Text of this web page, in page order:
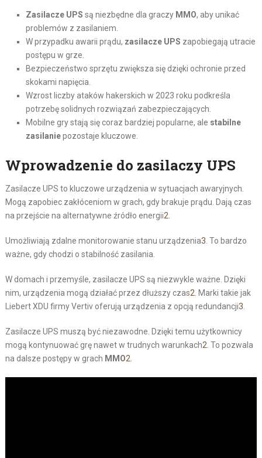
Zasilacze UPS są niezbędne dla graczy MMO, aby unikać
problemów z zasilaniem.
W przypadku awarii prądu, zasilacze UPS zapobiegają utracie
postępu w grze.
Bezpieczeństwo sprzętu zwiększa się dzięki ochronie przed
skokami napięcia.
Wzrost liczby ataków hakerskich w 2023 roku podkreśla
potrzebę solidnych rozwiązań zabezpieczających.
Mobilne gry stają się coraz bardziej popularne, ale stabilne
zasilaniepozostaje kluczowe.
Wprowadzenie do zasilaczy UPS
Zasilacze UPS to kluczowe urządzenia w sytuacjach awaryjnych.
Mogą zapobiec zakłóceniom w grach, gdy brakuje prądu. Dają czas
na przejście na alternatywne źródło energii2.
Umożliwiają zdalne monitorowanie stanu urządzenia3. To bardzo
ważne, gdy chodzi o stabilność zasilania.
W domach i przemyśle, zasilacze UPS są niezwykle ważne. Dzięki
nim, urządzenia mogą działać przez dłuższy czas2. Marki takie jak
Liebert XDU firmy Vertiv oferują urządzenia z opcją redundancji3.
Zasilacze UPS muszą być niezawodne. Dzięki temu użytkownicy
mogą kontynuować grę nawet w trudnych warunkach2. To pozwala
na dalsze postępy w grach MMO2.